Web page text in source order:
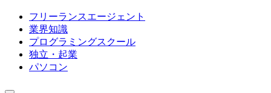
フリーランスエージェント
業界知識
プログラミングスクール
独立・起業
パソコン